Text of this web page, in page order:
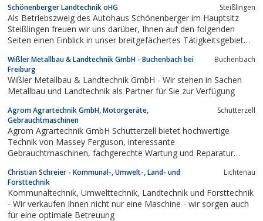
Schönenberger Landtechnik oHG Steißlingen
Als Betriebszweig des Autohaus Schönenberger im Hauptsitz
Steißlingen freuen wir uns darüber, Ihnen auf den folgenden
Seiten einen Einblick in unser breitgefächertes Tätigkeitsgebiet
Kleingeräte wie z.B. Rasenmäher bis hin zur Landmaschine alles
ab, was...
Wißler Metallbau & Landtechnik GmbH - Buchenbach bei
Freiburg
Buchenbach
Wißler Metallbau & Landtechnik GmbH - Wir stehen in Sachen
Metallbau und Landtechnik als Partner für Sie zur Verfügung
Agrom Agrartechnik GmbH, Motorgeräte,
Gebrauchtmaschinen
Schutterzell
Agrom Agrartechnik GmbH Schutterzell bietet hochwertige
Technik von Massey Ferguson, interessante
Gebrauchtmaschinen, fachgerechte Wartung und Reparatur
Christian Schreier - Kommunal-, Umwelt-, Land- und
Forsttechnik
Lichtenau
Kommunaltechnik, Umwelttechnik, Landtechnik und Forsttechnik
- Wir verkaufen Ihnen nicht nur eine Maschine - wir sorgen auch
für eine optimale Betreuung